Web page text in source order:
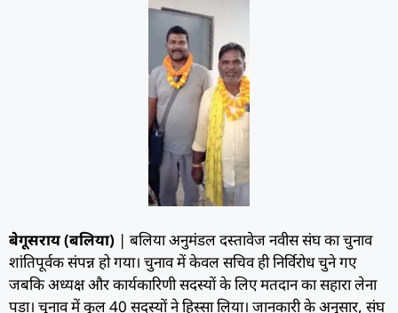
बेगूसराय (बलिया) | बलिया अनुमंडल दस्तावेज नवीस संघ का चुनाव
शांतिपूर्वक संपन्न हो गया। चुनाव में केवल सचिव ही निर्विरोध चुने गए
जबकि अध्यक्ष और कार्यकारिणी सदस्यों के लिए मतदान का सहारा लेना
पड़ा। चुनाव में कुल 40 सदस्यों ने हिस्सा लिया। जानकारी के अनुसार, संघ